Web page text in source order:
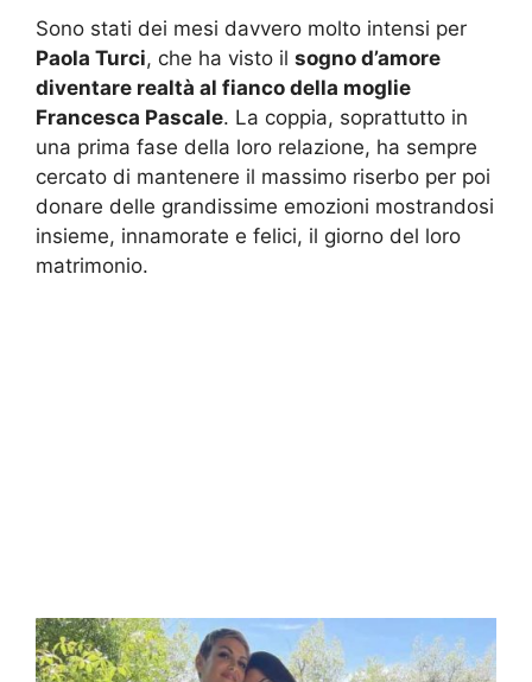
Sono stati dei mesi davvero molto intensi per
Paola Turci, che ha visto il sogno d’amore
diventare realtà al fianco della moglie
Francesca Pascale. La coppia, soprattutto in
una prima fase della loro relazione, ha sempre
cercato di mantenere il massimo riserbo per poi
donare delle grandissime emozioni mostrandosi
insieme, innamorate e felici, il giorno del loro
matrimonio.